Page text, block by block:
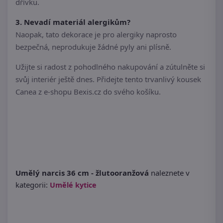
3. Nevadí materiál alergikům?
Naopak, tato dekorace je pro alergiky naprosto
bezpečná, neprodukuje žádné pyly ani plísně.
Užijte si radost z pohodlného nakupování a zútulněte si
svůj interiér ještě dnes. Přidejte tento trvanlivý kousek
Canea z e-shopu Bexis.cz do svého košíku.
Umělý narcis 36 cm - žlutooranžová naleznete v
kategorii: Umělé kytice